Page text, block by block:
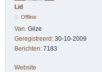
Lid
Offline
Van: Gilze
Geregistreerd: 30-10-2009
Berichten: 7183
Website